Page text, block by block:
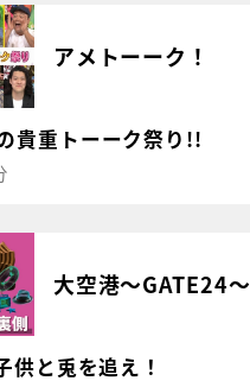
アメトーーク！
貴重トーーク祭り!!
大空港～GATE24～
供と兎を追え！